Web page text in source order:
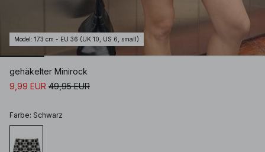
Model : 173 cm - EU 36 (UK 10, US 6, small)
gehäkelter Minirock
9,99 EUR 49,95 EUR
Farbe: Schwarz